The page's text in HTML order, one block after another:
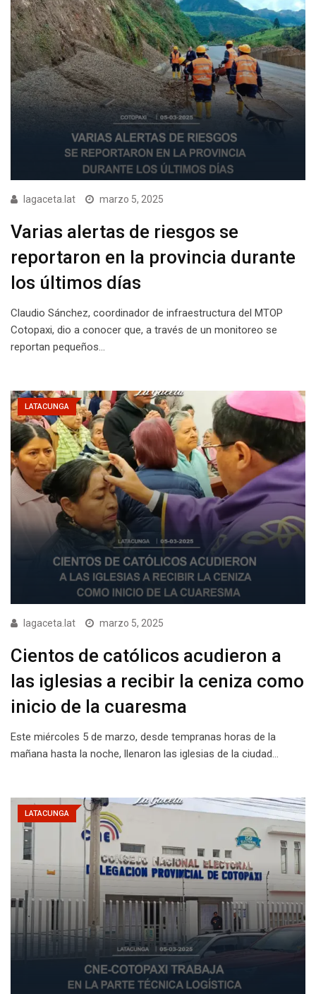
lagaceta.lat marzo 5, 2025
Varias alertas de riesgos se
reportaron en la provincia durante
los últimos días
Claudio Sánchez, coordinador de infraestructura del MTOP
Cotopaxi, dio a conocer que, a través de un monitoreo se
reportan pequeños…
LATACUNGA
lagaceta.lat marzo 5, 2025
Cientos de católicos acudieron a
las iglesias a recibir la ceniza como
inicio de la cuaresma
Este miércoles 5 de marzo, desde tempranas horas de la
mañana hasta la noche, llenaron las iglesias de la ciudad…
LATACUNGA